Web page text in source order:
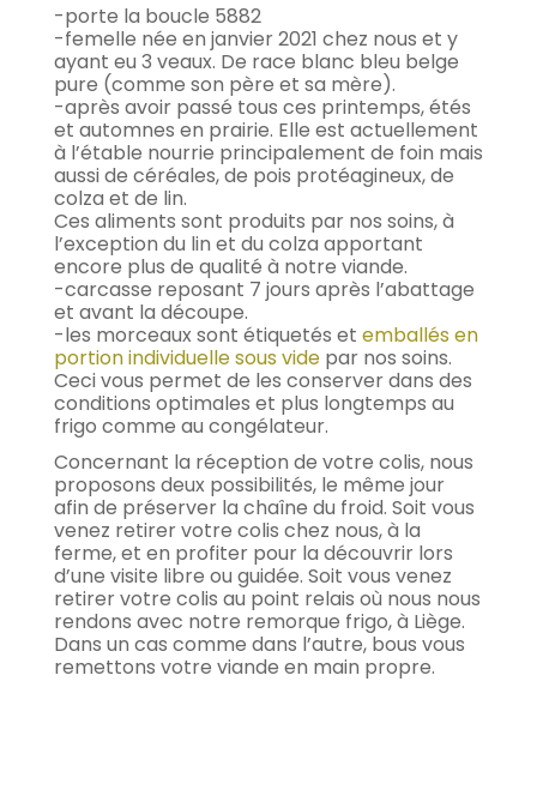
-porte la boucle 5882
-femelle née en janvier 2021 chez nous et y
ayant eu 3 veaux. De race blanc bleu belge
pure (comme son père et sa mère).
-après avoir passé tous ces printemps, étés
et automnes en prairie. Elle est actuellement
à l’étable nourrie principalement de foin mais
aussi de céréales, de pois protéagineux, de
colza et de lin.
Ces aliments sont produits par nos soins, à
l’exception du lin et du colza apportant
encore plus de qualité à notre viande.
-carcasse reposant 7 jours après l’abattage
et avant la découpe.
-les morceaux sont étiquetés et emballés en
portion individuelle sous videpar nos soins.
Ceci vous permet de les conserver dans des
conditions optimales et plus longtemps au
frigo comme au congélateur.
Concernant la réception de votre colis, nous
proposons deux possibilités, le même jour
afin de préserver la chaîne du froid. Soit vous
venez retirer votre colis chez nous, à la
ferme, et en profiter pour la découvrir lors
d’une visite libre ou guidée. Soit vous venez
retirer votre colis au point relais où nous nous
rendons avec notre remorque frigo, à Liège.
Dans un cas comme dans l’autre, bous vous
remettons votre viande en main propre.